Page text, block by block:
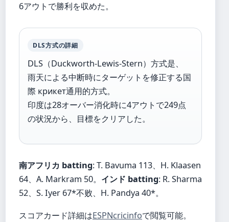
6アウトで勝利を収めた。
DLS方式の詳細
DLS（Duckworth-Lewis-Stern）方式是、
雨天による中断時にターゲットを修正する国
際 крикет通用的方式。
印度は28オーバー消化時に4アウトで249点
の状況から、目標をクリアした。
南アフリカ batting: T. Bavuma 113、H. Klaasen
64、A. Markram 50。 インド batting: R. Sharma
52、S. Iyer 67*不败、H. Pandya 40*。
スコアカード詳細はESPNcricinfoで閲覧可能。